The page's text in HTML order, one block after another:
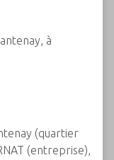
à
(quartier
(entreprise),